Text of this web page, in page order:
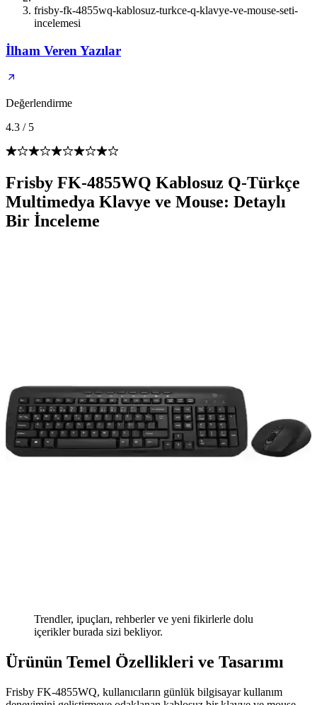
frisby-fk-4855wq-kablosuz-turkce-q-klavye-ve-mouse-seti-
incelemesi
İlham Veren Yazılar
Değerlendirme
4.3 / 5
Frisby FK-4855WQ Kablosuz Q-Türkçe
Multimedya Klavye ve Mouse: Detaylı
Bir İnceleme
Trendler, ipuçları, rehberler ve yeni fikirlerle dolu
içerikler burada sizi bekliyor.
Ürünün Temel Özellikleri ve Tasarımı
Frisby FK-4855WQ, kullanıcıların günlük bilgisayar kullanım